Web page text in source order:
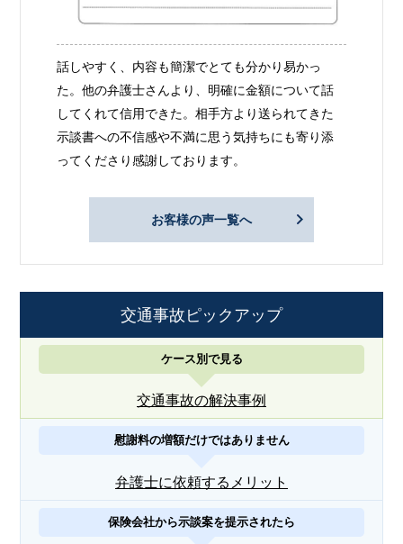
話しやすく、内容も簡潔でとても分かり易かっ
た。他の弁護士さんより、明確に金額について話
してくれて信用できた。相手方より送られてきた
示談書への不信感や不満に思う気持ちにも寄り添
ってくださり感謝しております。
お客様の声一覧へ
交通事故ピックアップ
ケース別で見る
交通事故の解決事例
慰謝料の増額だけではありません
弁護士に依頼するメリット
保険会社から示談案を提示されたら